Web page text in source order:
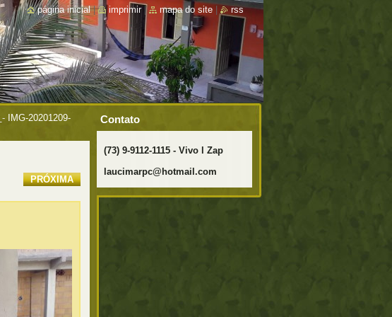
-
IMG-20201209-
PRÓXIMA
Contato
(73) 9-9112-1115 - Vivo l Zap
laucimarpc@hotmail.com
página inicial | imprimir | mapa do site rss